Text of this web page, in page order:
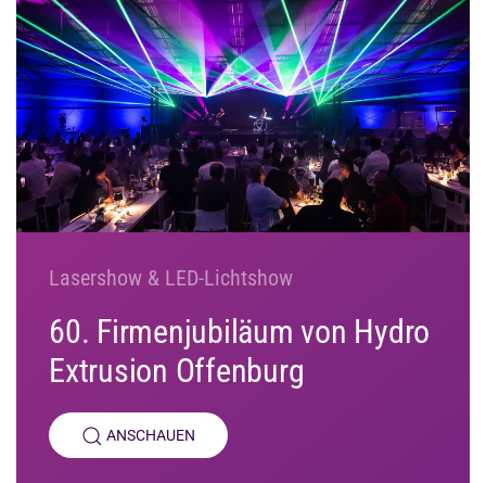
Lasershow & LED-Lichtshow
60. Firmenjubiläum von Hydro
Extrusion Offenburg
ANSCHAUEN